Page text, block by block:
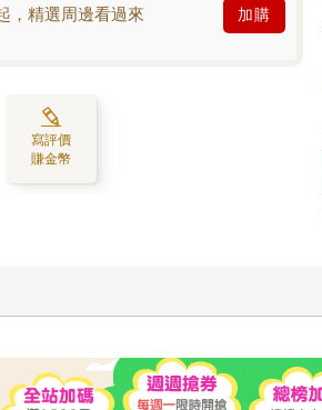
，精選周邊看過來 加購
寫評價
賺金幣